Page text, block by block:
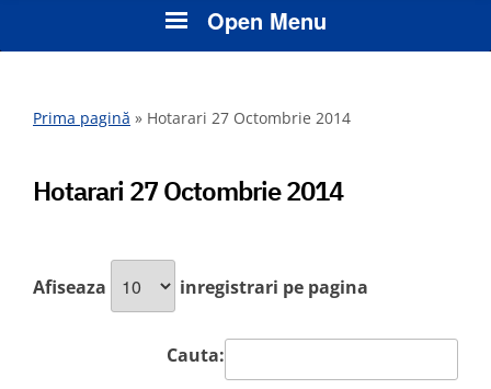
Open Menu
Prima pagină » Hotarari 27 Octombrie 2014
Hotarari 27 Octombrie 2014
Afiseaza inregistrari pe pagina
Cauta: